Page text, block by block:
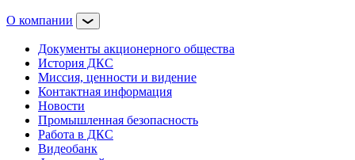
О компании
Документы акционерного общества
История ДКС
Миссия, ценности и видение
Контактная информация
Новости
Промышленная безопасность
Работа в ДКС
Видеобанк